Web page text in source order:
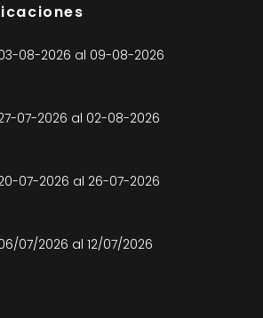
08-2026 al 09-08-2026
07-2026 al 02-08-2026
07-2026 al 26-07-2026
07/2026 al 12/07/2026